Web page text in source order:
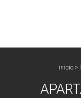
início>